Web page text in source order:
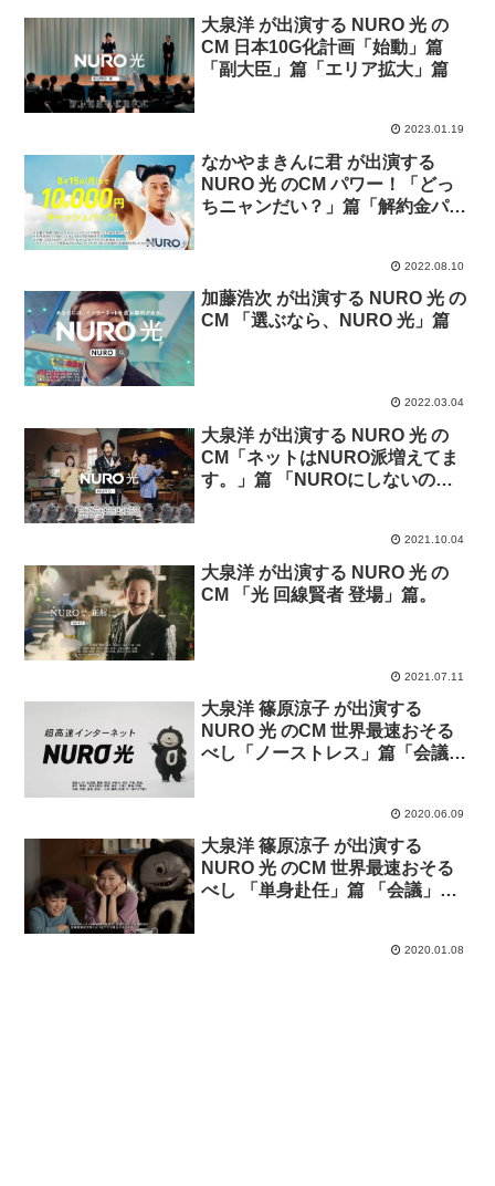
大泉洋 が出演する NURO 光 の
CM 日本10G化計画「始動」篇
「副大臣」篇「エリア拡大」篇
2023.01.19
なかやまきんに君 が出演する
NURO 光 のCM パワー！「どっ
ちニャンだい？」篇「解約金パワ
2022.08.10
加藤浩次 が出演する NURO 光 の
CM 「選ぶなら、NURO 光」篇
2022.03.04
大泉洋 が出演する NURO 光 の
CM「ネットはNURO派増えてま
す。」篇 「NUROにしないの、
2021.10.04
大泉洋 が出演する NURO 光 の
CM 「光 回線賢者 登場」篇。
2021.07.11
大泉洋 篠原涼子 が出演する
NURO 光 のCM 世界最速おそる
べし「ノーストレス」篇「会議」
2020.06.09
大泉洋 篠原涼子 が出演する
NURO 光 のCM 世界最速おそる
べし 「単身赴任」篇 「会議」篇
2020.01.08